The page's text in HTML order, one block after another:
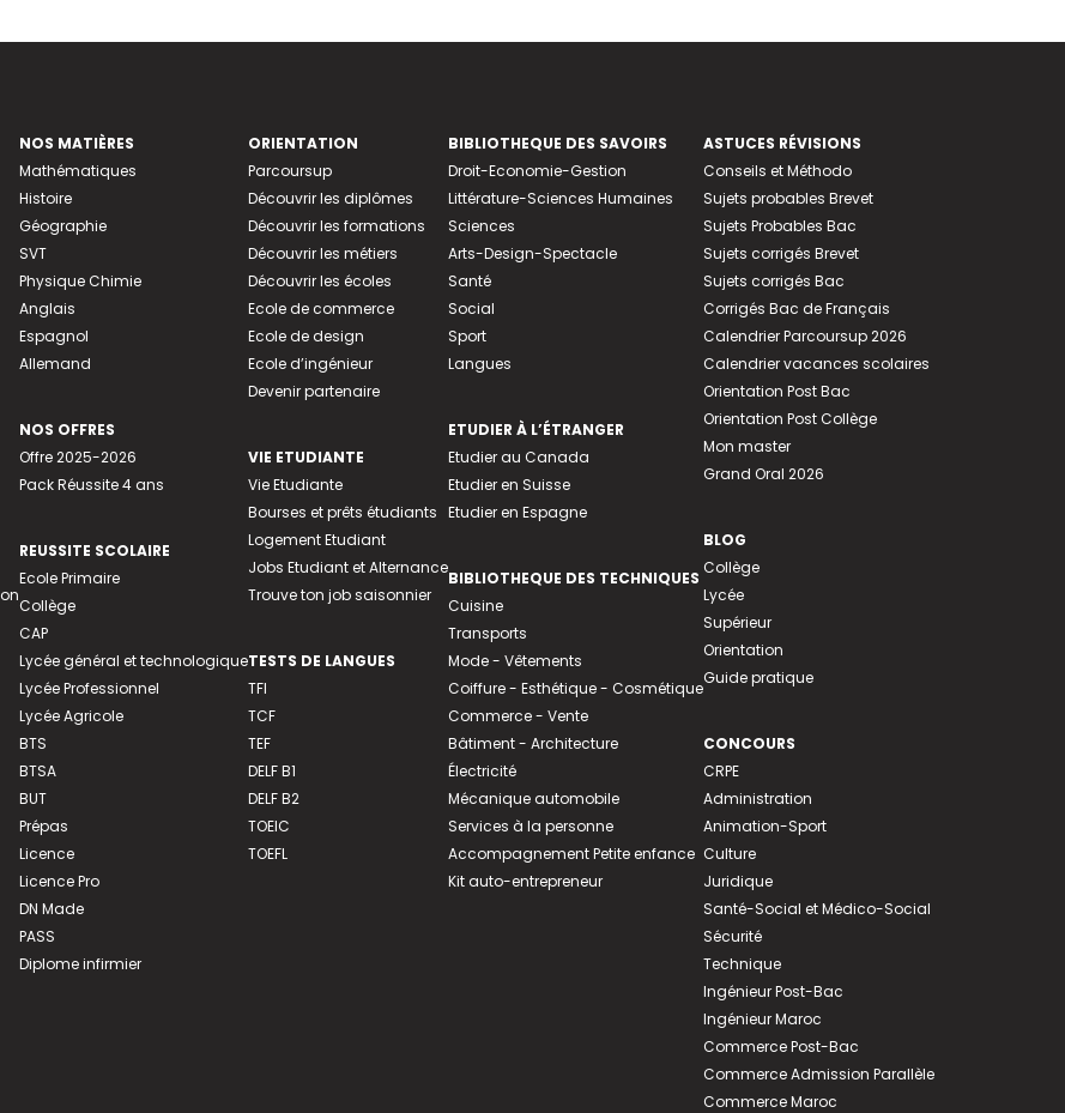
NOS MATIÈRES
Mathématiques
Histoire
Géographie
SVT
Physique Chimie
Anglais
Espagnol
Allemand
NOS OFFRES
Offre 2025-2026
Pack Réussite 4 ans
REUSSITE SCOLAIRE
Ecole Primaire
Collège
CAP
Lycée général et technologique
Lycée Professionnel
Lycée Agricole
BTS
BTSA
BUT
Prépas
Licence
Licence Pro
DN Made
PASS
Diplome infirmier
ORIENTATION
Parcoursup
Découvrir les diplômes
Découvrir les formations
Découvrir les métiers
Découvrir les écoles
Ecole de commerce
Ecole de design
Ecole d’ingénieur
Devenir partenaire
VIE ETUDIANTE
Vie Etudiante
Bourses et prêts étudiants
Logement Etudiant
Jobs Etudiant et Alternance
Trouve ton job saisonnier
TESTS DE LANGUES
TFI
TCF
TEF
DELF B1
DELF B2
TOEIC
TOEFL
BIBLIOTHEQUE DES SAVOIRS
Droit-Economie-Gestion
Littérature-Sciences Humaines
Sciences
Arts-Design-Spectacle
Santé
Social
Sport
Langues
ETUDIER À L’ÉTRANGER
Etudier au Canada
Etudier en Suisse
Etudier en Espagne
BIBLIOTHEQUE DES TECHNIQUES
Cuisine
Transports
Mode - Vêtements
Coiffure - Esthétique - Cosmétique
Commerce - Vente
Bâtiment - Architecture
Électricité
Mécanique automobile
Services à la personne
Accompagnement Petite enfance
Kit auto-entrepreneur
ASTUCES RÉVISIONS
Conseils et Méthodo
Sujets probables Brevet
Sujets Probables Bac
Sujets corrigés Brevet
Sujets corrigés Bac
Corrigés Bac de Français
Calendrier Parcoursup 2026
Calendrier vacances scolaires
Orientation Post Bac
Orientation Post Collège
Mon master
Grand Oral 2026
BLOG
Collège
Lycée
Supérieur
Orientation
Guide pratique
CONCOURS
CRPE
Administration
Animation-Sport
Culture
Juridique
Santé-Social et Médico-Social
Sécurité
Technique
Ingénieur Post-Bac
Ingénieur Maroc
Commerce Post-Bac
Commerce Admission Parallèle
Commerce Maroc